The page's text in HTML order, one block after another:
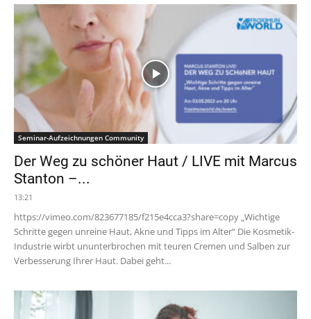
Seminar-Aufzeichnungen Community
Der Weg zu schöner Haut / LIVE mit Marcus
Stanton –...
13:21
https://vimeo.com/823677185/f215e4cca3?share=copy „Wichtige
Schritte gegen unreine Haut, Akne und Tipps im Alter“ Die Kosmetik-
Industrie wirbt ununterbrochen mit teuren Cremen und Salben zur
Verbesserung Ihrer Haut. Dabei geht...